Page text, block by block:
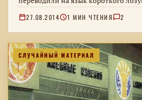
выразительной графики.
27.08.2014 1 МИН ЧТЕНИЯ 2
СЛУЧАЙНЫЙ МАТЕРИАЛ